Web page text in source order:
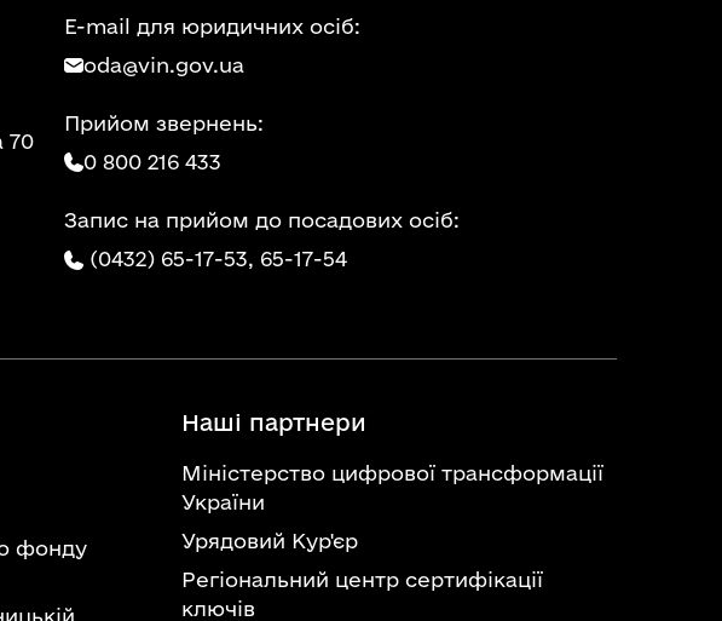
70
E-mail для юридичних осіб:
oda@vin.gov.ua
Прийом звернень:
0 800 216 433
Запис на прийом до посадових осіб:
(0432) 65-17-53, 65-17-54
фонду
Наші партнери
Міністерство цифрової трансформації
України
Урядовий Кур'єр
Регіональний центр сертифікації
ключів